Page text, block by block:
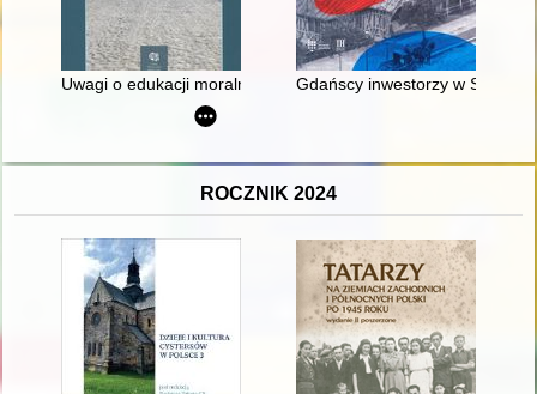
Uwagi o edukacji moralnej synów szlacheckich w XVI-
Gdańscy inwestorzy w
ROCZNIK 2024